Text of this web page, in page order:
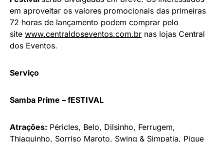
em aproveitar os valores promocionais das primeiras
72 horas de lançamento podem comprar pelo
site www.centraldoseventos.com.br nas lojas Central
dos Eventos.
Serviço
Samba Prime – fESTIVAL
Atrações: Péricles, Belo, Dilsinho, Ferrugem,
Thiaguinho, Sorriso Maroto, Swing & Simpatia, Pique